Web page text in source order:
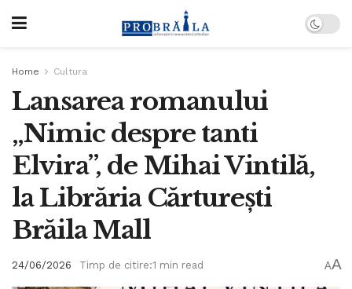
Home Cultura
Lansarea romanului
„Nimic despre tanti
Elvira”, de Mihai Vintilă,
la Librăria Cărturești
Brăila Mall
24/06/2026 Timp de citire:1 min read AA